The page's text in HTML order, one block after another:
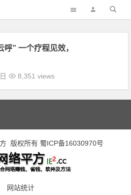
呼” 一个疗程见效，
8,351 views
版权所有 蜀ICP备16030970号
网站统计